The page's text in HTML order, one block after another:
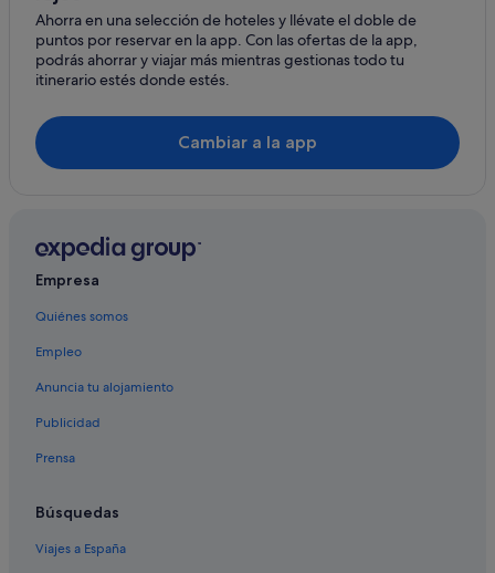
Casas de campo en Carmel
Casas privadas de vacaciones en Carmel
Hoteles de golf en Pebble Beach
Seaside hoteles
Ahorra en una selección de hoteles y llévate el doble de
puntos por reservar en la app. Con las ofertas de la app,
podrás ahorrar y viajar más mientras gestionas todo tu
itinerario estés donde estés.
Cambiar a la app
Empresa
Quiénes somos
Empleo
Anuncia tu alojamiento
Publicidad
Prensa
Búsquedas
Viajes a España